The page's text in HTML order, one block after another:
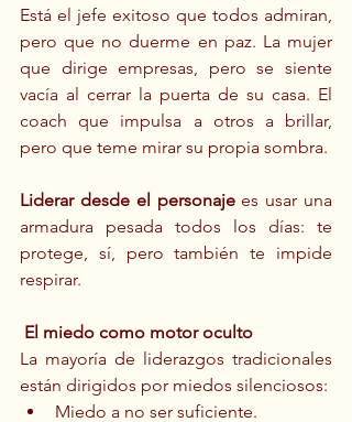
Está el jefe exitoso que todos admiran,
pero que no duerme en paz. La mujer
que dirige empresas, pero se siente
vacía al cerrar la puerta de su casa. El
coach que impulsa a otros a brillar,
pero que teme mirar su propia sombra.
Liderar desde el personaje es usar una
armadura pesada todos los días: te
protege, sí, pero también te impide
respirar.
El miedo como motor oculto
La mayoría de liderazgos tradicionales
están dirigidos por miedos silenciosos:
Miedo a no ser suficiente.